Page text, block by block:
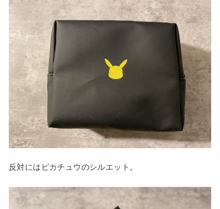
反対にはピカチュウのシルエット。